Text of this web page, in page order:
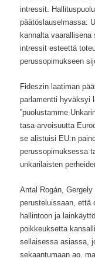
intressit.
päätöslauselmassa:
kannalta
intressit esteettä
perussopimukseen
Fideszin laatiman
parlamentti hyväksyi
”puolustamme
tasa-arvoisuutta
se alistuisi EU:n
perussopimuksessa
unkarilaisten
Antal Rogán,
perusteluissaan, että
hallintoon ja
poikkeuksetta
sellaisessa asiassa,
sekaantumaan ao.